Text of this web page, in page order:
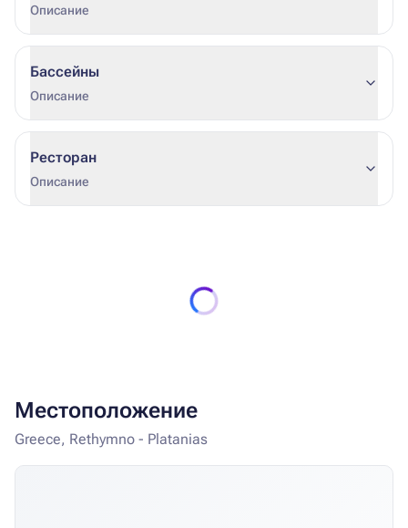
Описание
Бассейны
Описание
Ресторан
Описание
Местоположение
Greece, Rethymno - Platanias